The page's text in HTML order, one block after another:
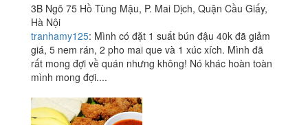
3B Ngõ 75 Hồ Tùng Mậu, P. Mai Dịch, Quận Cầu Giấy,
Hà Nội
tranhamy125: Mình có đặt 1 suất bún đậu 40k đã giảm
giá, 5 nem rán, 2 pho mai que và 1 xúc xích. Mình đã
rất mong đợi về quán nhưng không! Nó khác hoàn toàn
mình mong đợi....